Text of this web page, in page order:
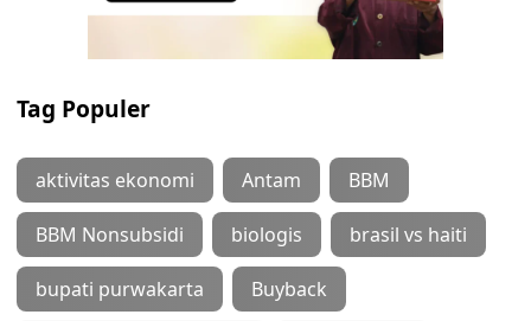
Tag Populer
aktivitas ekonomi Antam BBM
BBM Nonsubsidi biologis brasil vs haiti
bupati purwakarta Buyback